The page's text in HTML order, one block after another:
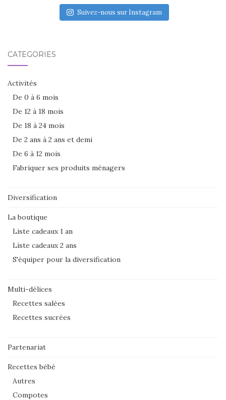
Suivez-nous sur Instagram
CATÉGORIES
Activités
De 0 à 6 mois
De 12 à 18 mois
De 18 à 24 mois
De 2 ans à 2 ans et demi
De 6 à 12 mois
Fabriquer ses produits ménagers
Diversification
La boutique
Liste cadeaux 1 an
Liste cadeaux 2 ans
S'équiper pour la diversification
Multi-délices
Recettes salées
Recettes sucrées
Partenariat
Recettes bébé
Autres
Compotes